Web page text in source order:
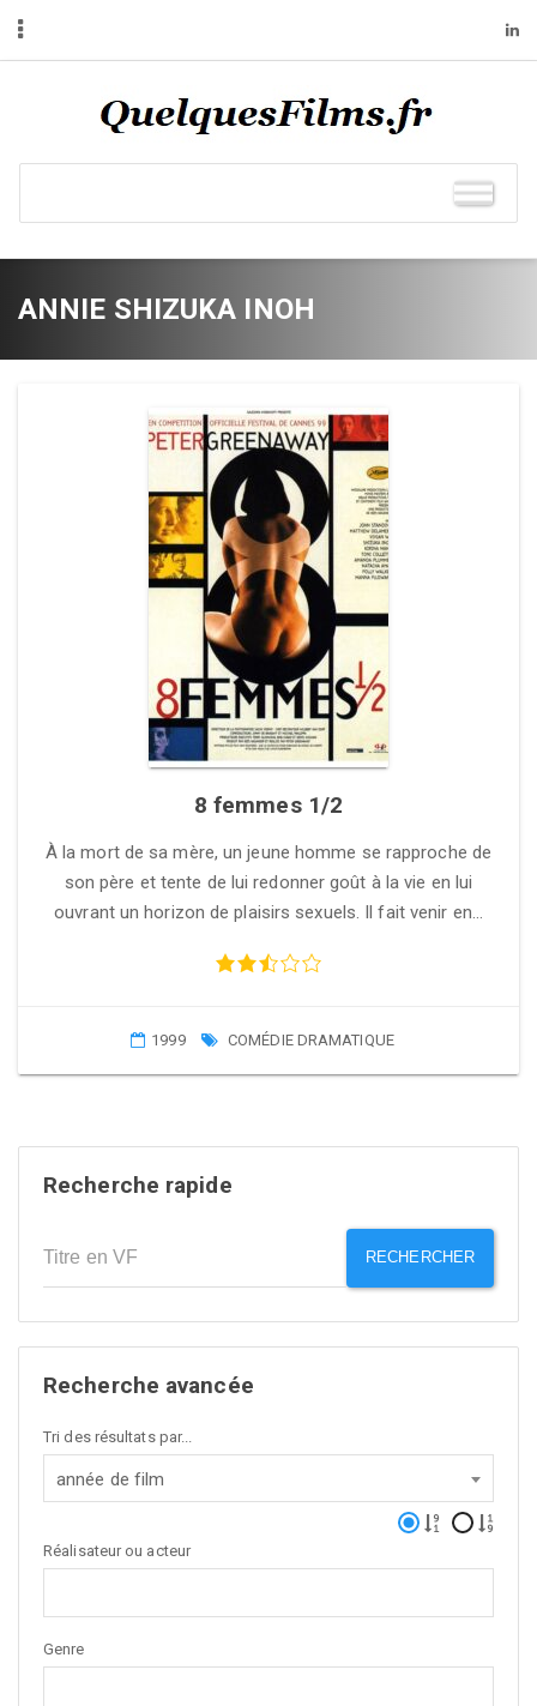
ANNIE SHIZUKA INOH
8 femmes 1/2
À la mort de sa mère, un jeune homme se rapproche de
son père et tente de lui redonner goût à la vie en lui
ouvrant un horizon de plaisirs sexuels. Il fait venir en…
1999 COMÉDIE DRAMATIQUE
Recherche rapide
RECHERCHER
Recherche avancée
Tri des résultats par...
année de film
Réalisateur ou acteur
Genre